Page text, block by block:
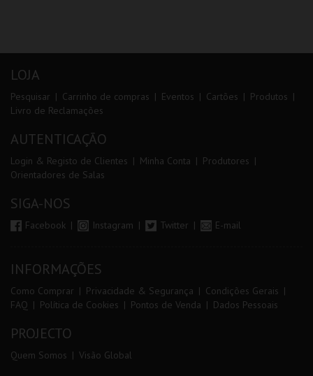
LOJA
Pesquisar Carrinho de compras Eventos Cartões
Produtos
Livro de Reclamações
AUTENTICAÇÃO
Login & Registo de Clientes Minha Conta
Produtores
Orientadores de Salas
SIGA-NOS
Facebook Instagram Twitter E-mail
INFORMAÇÕES
Como Comprar Privacidade & Segurança
Condições Gerais
FAQ
Política de Cookies Pontos de Venda Dados Pessoais
PROJECTO
Quem Somos Visão Global